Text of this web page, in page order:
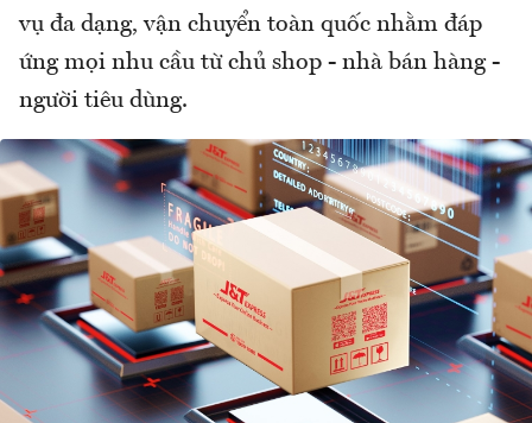
vụ đa dạng, vận chuyển toàn quốc nhằm đáp
ứng mọi nhu cầu từ chủ shop - nhà bán hàng -
người tiêu dùng.